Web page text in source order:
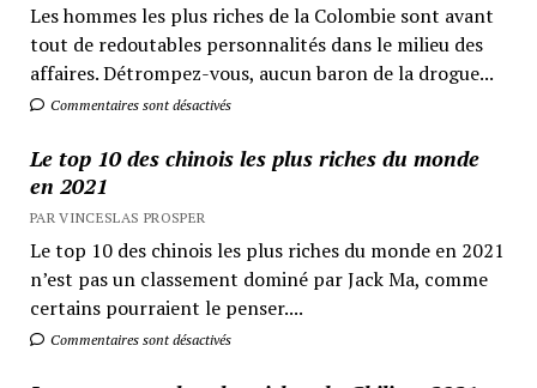
Les hommes les plus riches de la Colombie sont avant
tout de redoutables personnalités dans le milieu des
affaires. Détrompez-vous, aucun baron de la drogue...
Commentaires sont désactivés
Le top 10 des chinois les plus riches du monde
en 2021
PAR VINCESLAS PROSPER
Le top 10 des chinois les plus riches du monde en 2021
n’est pas un classement dominé par Jack Ma, comme
certains pourraient le penser....
Commentaires sont désactivés